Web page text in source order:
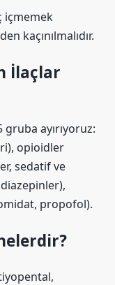
içmemek
kaçınılmalıdır.
İlaçlar
ayırıyoruz:
opioidler
sedatif ve
propofol).